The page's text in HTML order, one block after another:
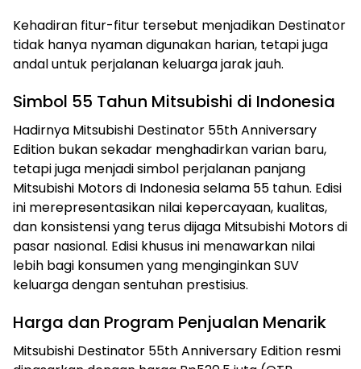
Kehadiran fitur-fitur tersebut menjadikan Destinator
tidak hanya nyaman digunakan harian, tetapi juga
andal untuk perjalanan keluarga jarak jauh.
Simbol 55 Tahun Mitsubishi di Indonesia
Hadirnya Mitsubishi Destinator 55th Anniversary
Edition bukan sekadar menghadirkan varian baru,
tetapi juga menjadi simbol perjalanan panjang
Mitsubishi Motors di Indonesia selama 55 tahun. Edisi
ini merepresentasikan nilai kepercayaan, kualitas,
dan konsistensi yang terus dijaga Mitsubishi Motors di
pasar nasional. Edisi khusus ini menawarkan nilai
lebih bagi konsumen yang menginginkan SUV
keluarga dengan sentuhan prestisius.
Harga dan Program Penjualan Menarik
Mitsubishi Destinator 55th Anniversary Edition resmi